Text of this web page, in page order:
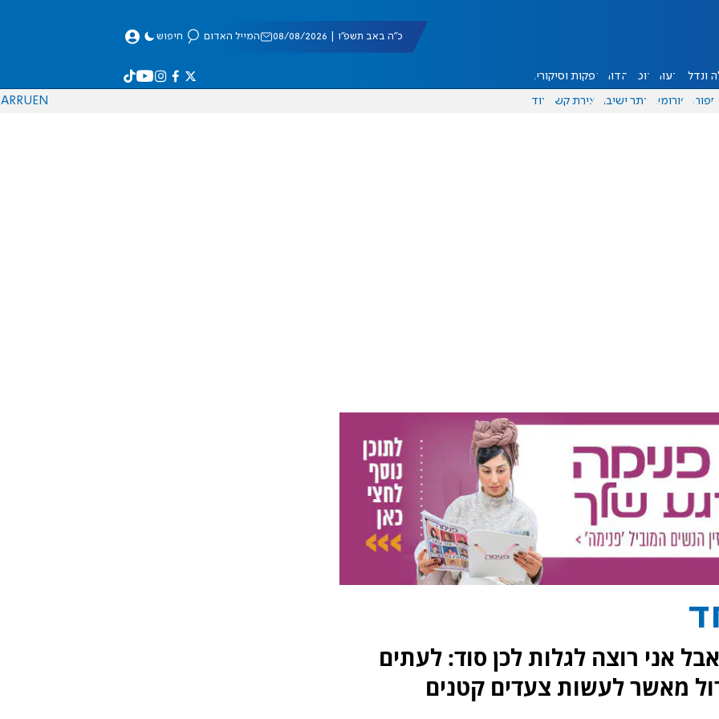
כ"ה באב תשפ"ו | 08/08/2026 המייל האדום חיפוש
ונדל"ן דעות אוכל יהדות הפקות וסיקורים
ספורט פורומים אתר ישיבה יצירת קשר עוד EN
RU
AR
אני רוצה לגלות לכן סוד: לעתים
מאשר לעשות צעדים קטנים